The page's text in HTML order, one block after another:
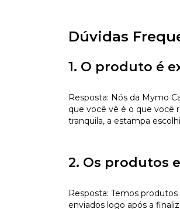
Dúvidas
1. O produto é
Resposta: Nós da Mymo
que você vê é o que você
tranquila, a estampa
2. Os produtos
Resposta: Temos
enviados logo após a